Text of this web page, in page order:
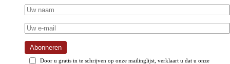
Abonneren
Door u gratis in te schrijven op onze mailinglijst, verklaart u dat u onze